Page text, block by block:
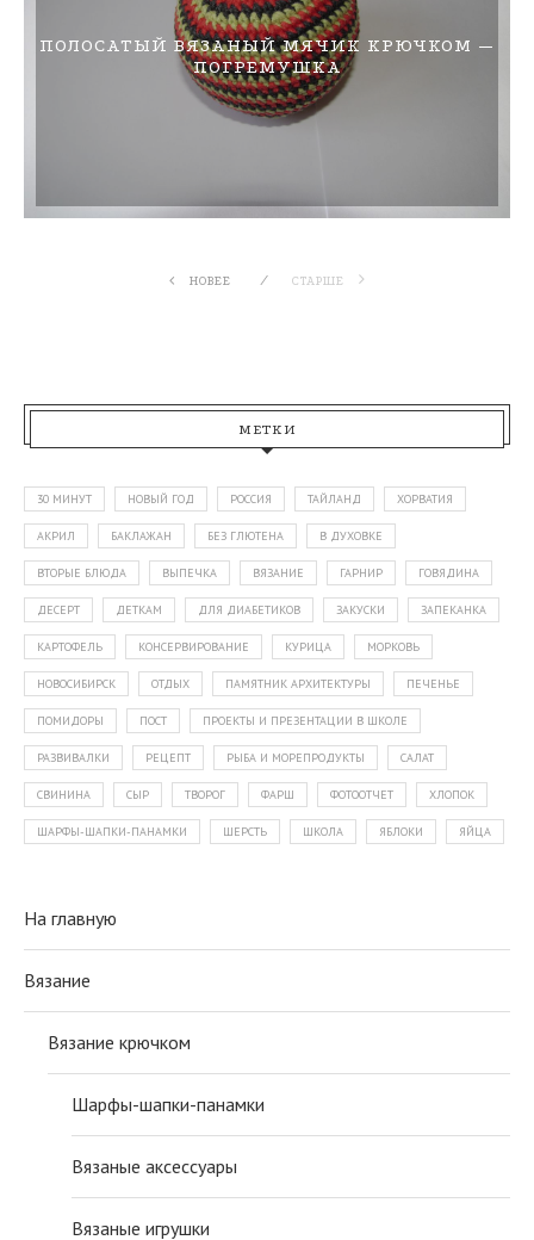
ПОЛОСАТЫЙ ВЯЗАНЫЙ МЯЧИК КРЮЧКОМ —
ПОГРЕМУШКА
НОВЕЕ СТАРШЕ
МЕТКИ
30 МИНУТ НОВЫЙ ГОД РОССИЯ ТАЙЛАНД ХОРВАТИЯ
АКРИЛ БАКЛАЖАН БЕЗ ГЛЮТЕНА В ДУХОВКЕ
ВТОРЫЕ БЛЮДА ВЫПЕЧКА ВЯЗАНИЕ ГАРНИР ГОВЯДИНА
ДЕСЕРТ ДЕТКАМ ДЛЯ ДИАБЕТИКОВ ЗАКУСКИ ЗАПЕКАНКА
КАРТОФЕЛЬ КОНСЕРВИРОВАНИЕ КУРИЦА МОРКОВЬ
НОВОСИБИРСК ОТДЫХ ПАМЯТНИК АРХИТЕКТУРЫ ПЕЧЕНЬЕ
ПОМИДОРЫ ПОСТ ПРОЕКТЫ И ПРЕЗЕНТАЦИИ В ШКОЛЕ
РАЗВИВАЛКИ РЕЦЕПТ РЫБА И МОРЕПРОДУКТЫ САЛАТ
СВИНИНА СЫР ТВОРОГ ФАРШ ФОТООТЧЕТ ХЛОПОК
ШАРФЫ-ШАПКИ-ПАНАМКИ ШЕРСТЬ ШКОЛА ЯБЛОКИ ЯЙЦА
На главную
Вязание
Вязание крючком
Шарфы-шапки-панамки
Вязаные аксессуары
Вязаные игрушки